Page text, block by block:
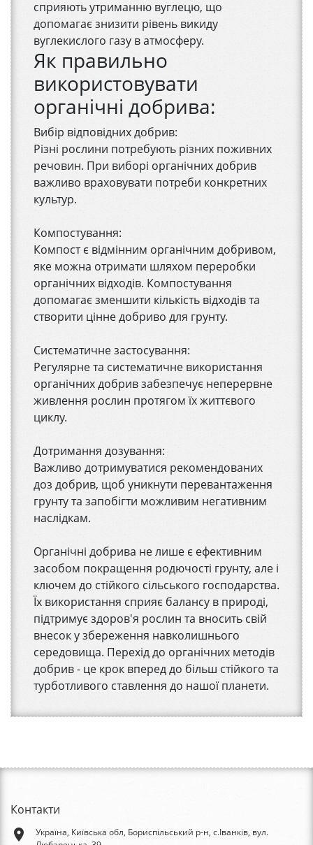
сприяють утриманню вуглецю, що
допомагає знизити рівень викиду
вуглекислого газу в атмосферу.
Як правильно
використовувати
органічні добрива:
Вибір відповідних добрив:
Різні рослини потребують різних поживних
речовин. При виборі органічних добрив
важливо враховувати потреби конкретних
культур.
Компостування:
Компост є відмінним органічним добривом,
яке можна отримати шляхом переробки
органічних відходів. Компостування
допомагає зменшити кількість відходів та
створити цінне добриво для грунту.
Систематичне застосування:
Регулярне та систематичне використання
органічних добрив забезпечує неперервне
живлення рослин протягом їх життєвого
циклу.
Дотримання дозування:
Важливо дотримуватися рекомендованих
доз добрив, щоб уникнути перевантаження
грунту та запобігти можливим негативним
наслідкам.
Органічні добрива не лише є ефективним
засобом покращення родючості грунту, але і
ключем до стійкого сільського господарства.
Їх використання сприяє балансу в природі,
підтримує здоров'я рослин та вносить свій
внесок у збереження навколишнього
середовища. Перехід до органічних методів
добрив - це крок вперед до більш стійкого та
турботливого ставлення до нашої планети.
Контакти
place
Україна, Київська обл, Бориспільський р-н, с.Іванків, вул.